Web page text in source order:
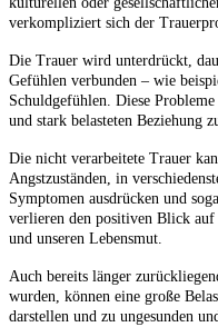
verkompliziert sich der
Die Trauer wird unterdrückt,
Gefühlen verbunden – wie
Schuldgefühlen. Diese
und stark belasteten Beziehung
Die nicht verarbeitete Trauer
Angstzuständen, in
Symptomen ausdrücken und
verlieren den positiven Blick auf
und unseren Lebensmut.
Auch bereits länger
wurden, können eine große
darstellen und zu ungesunden